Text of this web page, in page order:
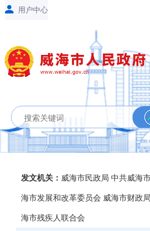
发文机关： 威海市民政局 中共威海
海市发展和改革委员会 威海市财政
海市残疾人联合会